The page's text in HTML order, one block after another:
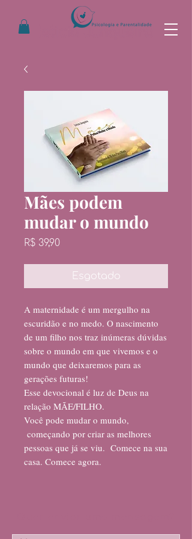
Mães podem
mudar o mundo
R$ 39,90Preço
Esgotado
A maternidade é um mergulho na
escuridão e no medo. O nascimento
de um filho nos traz inúmeras dúvidas
sobre o mundo em que vivemos e o
mundo que deixaremos para as
gerações futuras!
Esse devocional é luz de Deus na
relação MÃE/FILHO.
Você pode mudar o mundo,
começando por criar as melhores
pessoas que já se viu. Comece na sua
casa. Comece agora.